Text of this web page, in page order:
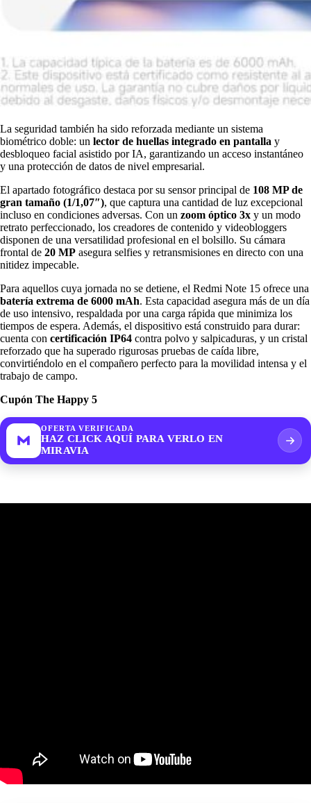
La seguridad también ha sido reforzada mediante un sistema
biométrico doble: un lector de huellas integrado en pantalla y
desbloqueo facial asistido por IA, garantizando un acceso instantáneo
y una protección de datos de nivel empresarial.
El apartado fotográfico destaca por su sensor principal de 108 MP de
gran tamaño (1/1,07″), que captura una cantidad de luz excepcional
incluso en condiciones adversas. Con un zoom óptico 3x y un modo
retrato perfeccionado, los creadores de contenido y videobloggers
disponen de una versatilidad profesional en el bolsillo. Su cámara
frontal de 20 MP asegura selfies y retransmisiones en directo con una
nitidez impecable.
Para aquellos cuya jornada no se detiene, el Redmi Note 15 ofrece una
batería extrema de 6000 mAh. Esta capacidad asegura más de un día
de uso intensivo, respaldada por una carga rápida que minimiza los
tiempos de espera. Además, el dispositivo está construido para durar:
cuenta con certificación IP64 contra polvo y salpicaduras, y un cristal
reforzado que ha superado rigurosas pruebas de caída libre,
convirtiéndolo en el compañero perfecto para la movilidad intensa y el
trabajo de campo.
Cupón The Happy 5
OFERTA VERIFICADA
HAZ CLICK AQUÍ PARA VERLO EN
MIRAVIA